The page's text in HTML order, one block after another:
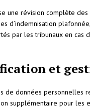
une révision complète des
d’indemnisation
par les tribunaux en cas
et
de données personnelles
supplémentaire pour les